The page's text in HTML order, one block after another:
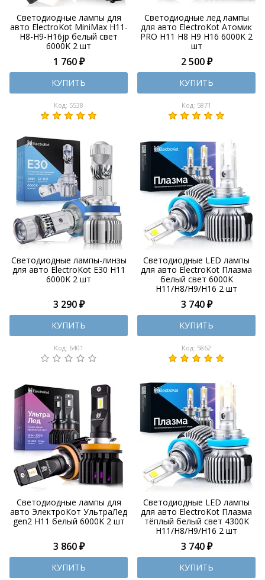
Светодиодные лампы для
авто ElectroKot MiniMax H11-
H8-H9-H16jp белый свет
6000K 2 шт
1 760 ₽
КУПИТЬ
Код: 5538
Светодиодные лед лампы
для авто ElectroKot Атомик
PRO H11 H8 H9 H16 6000K 2
шт
2 500 ₽
КУПИТЬ
Код: 5871
Светодиодные лампы-линзы
для авто ElectroKot E30 H11
6000K 2 шт
3 290 ₽
КУПИТЬ
Код: 6401
Светодиодные LED лампы
для авто ElectroKot Плазма
белый свет 6000K
H11/H8/H9/H16 2 шт
3 740 ₽
КУПИТЬ
Код: 5862
Светодиодные лампы для
авто ЭлектроКот УльтраЛед
gen2 H11 белый 6000K 2 шт
3 860 ₽
КУПИТЬ
Светодиодные LED лампы
для авто ElectroKot Плазма
тёплый белый свет 4300K
H11/H8/H9/H16 2 шт
3 740 ₽
КУПИТЬ